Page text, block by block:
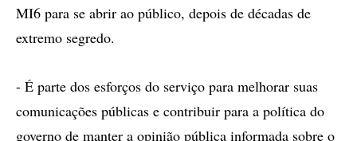
MI6 para se abrir ao público, depois de décadas de
extremo segredo.
- É parte dos esforços do serviço para melhorar suas
comunicações públicas e contribuir para a política do
governo de manter a opinião pública informada sobre o